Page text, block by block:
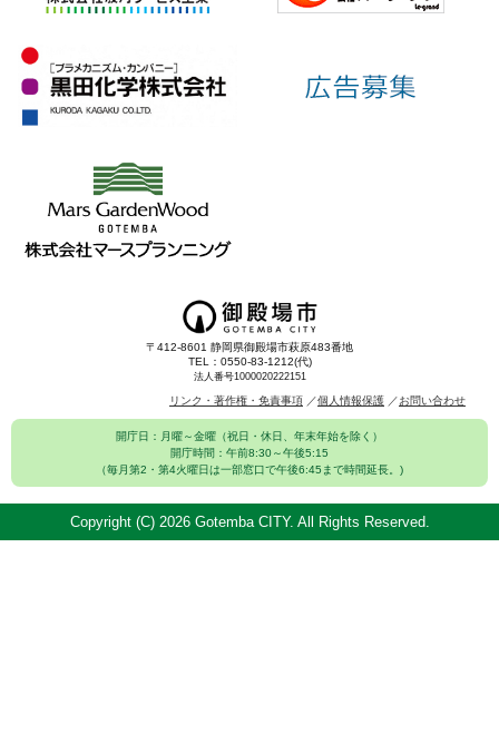
〒412-8601 静岡県御殿場市萩原483番地
TEL：0550-83-1212(代)
法人番号1000020222151
リンク・著作権・免責事項 個人情報保護 お問い合わせ
開庁日：月曜～金曜（祝日・休日、年末年始を除く）
開庁時間：午前8:30～午後5:15
（毎月第2・第4火曜日は一部窓口で午後6:45まで時間延長。)
Copyright (C) 2026 Gotemba CITY. All Rights Reserved.